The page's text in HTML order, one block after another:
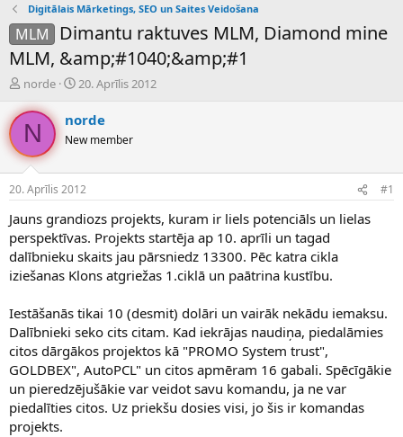
Digitālais Mārketings, SEO un Saites Veidošana
MLM
Dimantu raktuves MLM, Diamond mine
MLM, &amp;#1040;&amp;#1
P
v
e
d
i
n
u
z
s
ā
ē
s
norde
S
k
m
a
t
u
m
s
20. Aprīlis 2012
N norde
New member
20. Aprīlis 2012 #1
Jauns grandiozs projekts, kuram ir liels potenciāls un lielas
perspektīvas. Projekts startēja ap 10. aprīli un tagad
dalībnieku skaits jau pārsniedz 13300. Pēc katra cikla
iziešanas Klons atgriežas 1.ciklā un paātrina kustību.
Iestāšanās tikai 10 (desmit) dolāri un vairāk nekādu iemaksu.
Dalībnieki seko cits citam. Kad iekrājas naudiņa, piedalāmies
citos dārgākos projektos kā "PROMO System trust",
GOLDBEX", AutoPCL" un citos apmēram 16 gabali. Spēcīgākie
un pieredzējušākie var veidot savu komandu, ja ne var
piedalīties citos. Uz priekšu dosies visi, jo šis ir komandas
projekts.